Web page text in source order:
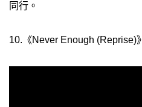
同行。
10.《Never Enough (Reprise)》